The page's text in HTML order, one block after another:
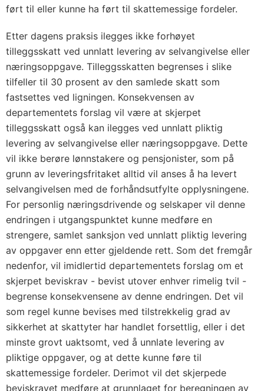
ført til eller kunne ha ført til skattemessige fordeler.
Etter dagens praksis ilegges ikke forhøyet
tilleggsskatt ved unnlatt levering av selvangivelse eller
næringsoppgave. Tilleggsskatten begrenses i slike
tilfeller til 30 prosent av den samlede skatt som
fastsettes ved ligningen. Konsekvensen av
departementets forslag vil være at skjerpet
tilleggsskatt også kan ilegges ved unnlatt pliktig
levering av selvangivelse eller næringsoppgave. Dette
vil ikke berøre lønnstakere og pensjonister, som på
grunn av leveringsfritaket alltid vil anses å ha levert
selvangivelsen med de forhåndsutfylte opplysningene.
For personlig næringsdrivende og selskaper vil denne
endringen i utgangspunktet kunne medføre en
strengere, samlet sanksjon ved unnlatt pliktig levering
av oppgaver enn etter gjeldende rett. Som det fremgår
nedenfor, vil imidlertid departementets forslag om et
skjerpet beviskrav - bevist utover enhver rimelig tvil -
begrense konsekvensene av denne endringen. Det vil
som regel kunne bevises med tilstrekkelig grad av
sikkerhet at skattyter har handlet forsettlig, eller i det
minste grovt uaktsomt, ved å unnlate levering av
pliktige oppgaver, og at dette kunne føre til
skattemessige fordeler. Derimot vil det skjerpede
beviskravet medføre at grunnlaget for beregningen av